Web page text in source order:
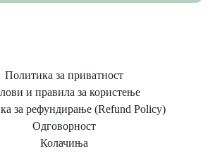
Политика за приватност
и правила за користење
за рефундирање (Refund Policy)
Одговорност
Колачиња